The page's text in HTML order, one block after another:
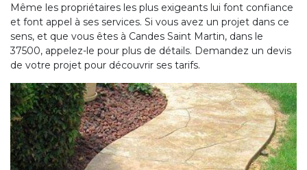
Même les propriétaires les plus exigeants lui font confiance
et font appel à ses services. Si vous avez un projet dans ce
sens, et que vous êtes à Candes Saint Martin, dans le
37500, appelez-le pour plus de détails. Demandez un devis
de votre projet pour découvrir ses tarifs.